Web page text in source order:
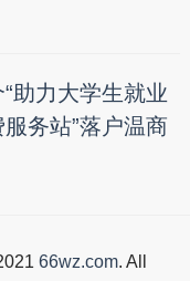
助力大学生就业
务站”落户温商
66wz.com. All